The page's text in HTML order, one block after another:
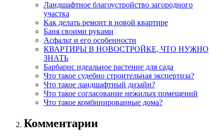
Ландшафтное благоустройство загородного
участка
Как делать ремонт в новой квартире
Баня своими руками
Асфальт и его особенности
КВАРТИРЫ В НОВОСТРОЙКЕ, ЧТО НУЖНО
ЗНАТЬ
Барбарис идеальное растение для сада
Что такое судебно строительная экспертиза?
Что такое ландшафтный дизайн?
Что такое согласование нежилых помещений
Что такое комбинированные дома?
Комментарии